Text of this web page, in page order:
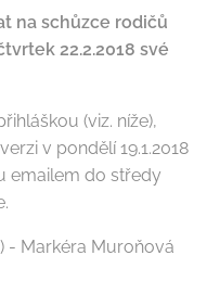
na schůzce rodičů
22.2.2018 své
(viz. níže),
v pondělí 19.1.2018
emailem do středy
- Markéra Muroňová